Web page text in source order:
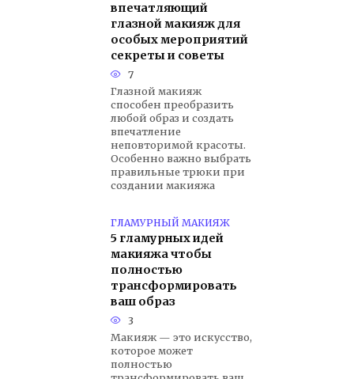
впечатляющий
глазной макияж для
особых мероприятий
секреты и советы
7
Глазной макияж
способен преобразить
любой образ и создать
впечатление
неповторимой красоты.
Особенно важно выбрать
правильные трюки при
создании макияжа
ГЛАМУРНЫЙ МАКИЯЖ
5 гламурных идей
макияжа чтобы
полностью
трансформировать
ваш образ
3
Макияж — это искусство,
которое может
полностью